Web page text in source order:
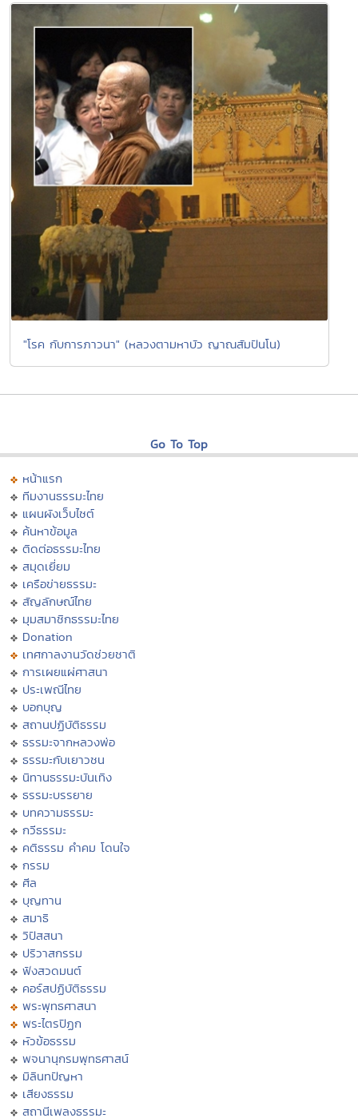
"โรค กับการภาวนา" (หลวงตามหาบัว ญาณสัมปันโน)
Go To Top
หน้าแรก
ทีมงานธรรมะไทย
แผนผังเว็บไซต์
ค้นหาข้อมูล
ติดต่อธรรมะไทย
สมุดเยี่ยม
เครือข่ายธรรมะ
สัญลักษณ์ไทย
มุมสมาชิกธรรมะไทย
Donation
เทศกาลงานวัดช่วยชาติ
การเผยแผ่ศาสนา
ประเพณีไทย
บอกบุญ
สถานปฏิบัติธรรม
ธรรมะจากหลวงพ่อ
ธรรมะกับเยาวชน
นิทานธรรมะบันเทิง
ธรรมะบรรยาย
บทความธรรมะ
กวีธรรมะ
คติธรรม คำคม โดนใจ
กรรม
ศีล
บุญทาน
สมาธิ
วิปัสสนา
ปริวาสกรรม
ฟังสวดมนต์
คอร์สปฏิบัติธรรม
พระพุทธศาสนา
พระไตรปิฏก
หัวข้อธรรม
พจนานุกรมพุทธศาสน์
มิลินทปัญหา
เสียงธรรม
สถานีเพลงธรรมะ